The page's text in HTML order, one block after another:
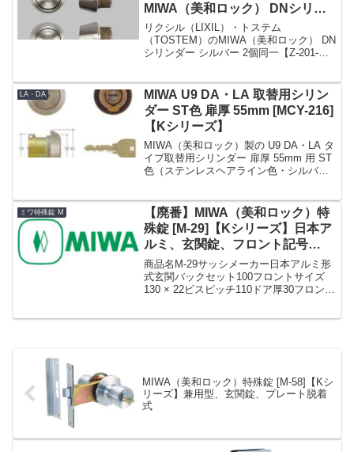
MIWA（美和ロック） DNシリン
ダー 玄関ドア用 シルバー 2個同
一
リクシル（LIXIL）・トステム
（TOSTEM）のMIWA（美和ロック） DN
シリンダー シルバー 2個同一【Z-201-
ルバーセット内容本体×2、キー×5K...
LA・DA
MIWA U9 DA・LA 取替用シリン
ダー ST色 扉厚 55mm [MCY-216]
【Kシリーズ】
MIWA（美和ロック）製の U9 DA・LA タ
イプ取替用シリンダー 扉厚 55mm 用 ST
色（ステンレスヘアライン色・シルバー
Thickne...
ミワ特殊錠 M
【廃番】MIWA（美和ロック）特
殊錠 [M-29]【Kシリーズ】日本ア
ルミ、玄関錠、フロント記号
145SP
商品名M-29サッシメーカー日本アルミ形
式玄関バックセット100フロントサイズ
130 × 22ビスピッチ110ドア厚30フロント
MIWA（美和ロック）特殊錠 [M-58]【Kシ
リーズ】兼用型、玄関錠、プレート脱着
式